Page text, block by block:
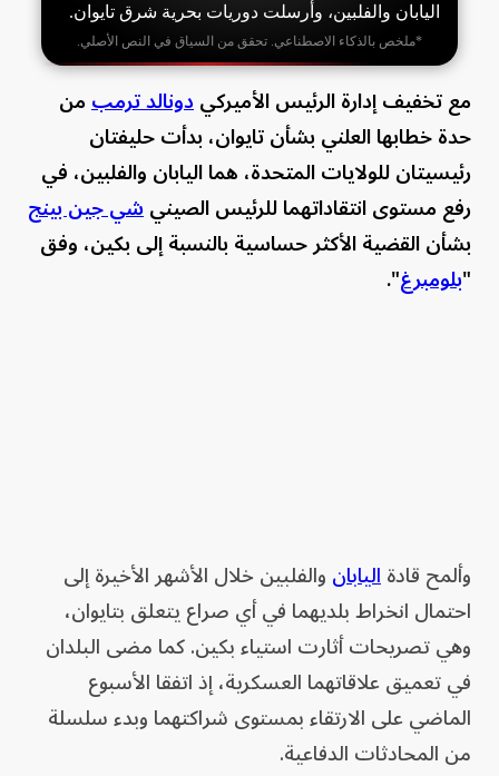
اليابان والفلبين، وأرسلت دوريات بحرية شرق تايوان.
*ملخص بالذكاء الاصطناعي. تحقق من السياق في النص الأصلي.
مع تخفيف إدارة الرئيس الأميركيدونالد ترمبمن
حدة خطابها العلني بشأن تايوان، بدأت حليفتان
رئيسيتان للولايات المتحدة، هما اليابان والفلبين، في
رفع مستوى انتقاداتهما للرئيس الصينيشي جين بينج
بشأن القضية الأكثر حساسية بالنسبة إلى بكين، وفق
"بلومبرغ".
وألمح قادةاليابانوالفلبين خلال الأشهر الأخيرة إلى
احتمال انخراط بلديهما في أي صراع يتعلق بتايوان،
وهي تصريحات أثارت استياء بكين. كما مضى البلدان
في تعميق علاقاتهما العسكرية، إذ اتفقا الأسبوع
الماضي على الارتقاء بمستوى شراكتهما وبدء سلسلة
من المحادثات الدفاعية.